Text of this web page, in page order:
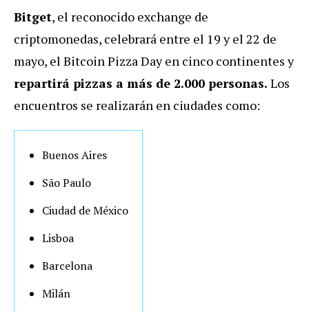
Bitget, el reconocido exchange de
criptomonedas, celebrará entre el 19 y el 22 de
mayo, el Bitcoin Pizza Day en cinco continentes y
repartirá pizzas a más de 2.000 personas. Los
encuentros se realizarán en ciudades como:
Buenos Aires
São Paulo
Ciudad de México
Lisboa
Barcelona
Milán